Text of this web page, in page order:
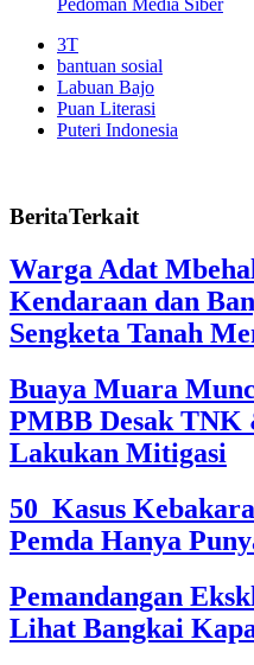
Pedoman Media Siber
3T
bantuan sosial
Labuan Bajo
Puan Literasi
Puteri Indonesia
BeritaTerkait
Warga Adat
Kendaraan dan
Sengketa Tanah
Buaya Muara
PMBB Desak TNK
Lakukan Mitigasi
50 Kasus
Pemda Hanya
Pemandangan
Lihat Bangkai